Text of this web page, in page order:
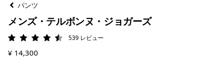
パンツ
メンズ・テルボンヌ・ジョガーズ
評価: 4.5 / 5539 レビュー
¥ 14,300